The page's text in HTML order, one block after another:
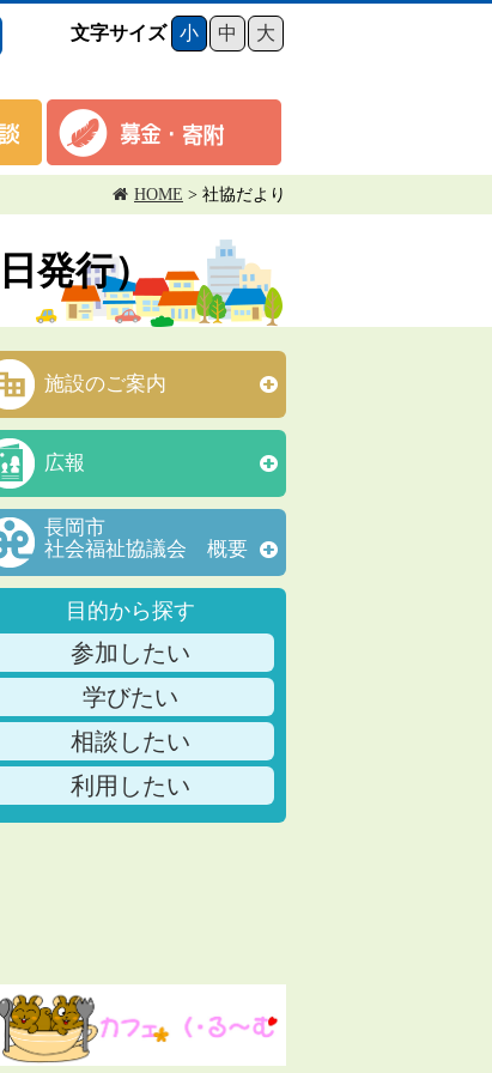
文字サイズ 小 中 大
HOME > 社協だより
発行）
施設のご案内
広報
長岡市
社会福祉協議会 概要
目的から探す
参加したい
学びたい
相談したい
利用したい